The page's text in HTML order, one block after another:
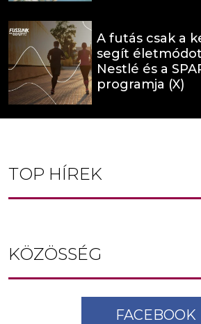
A futás csak a
segít
Nestlé és a
programja (X)
TOP HÍREK
KÖZÖSSÉG
FACEBOOK